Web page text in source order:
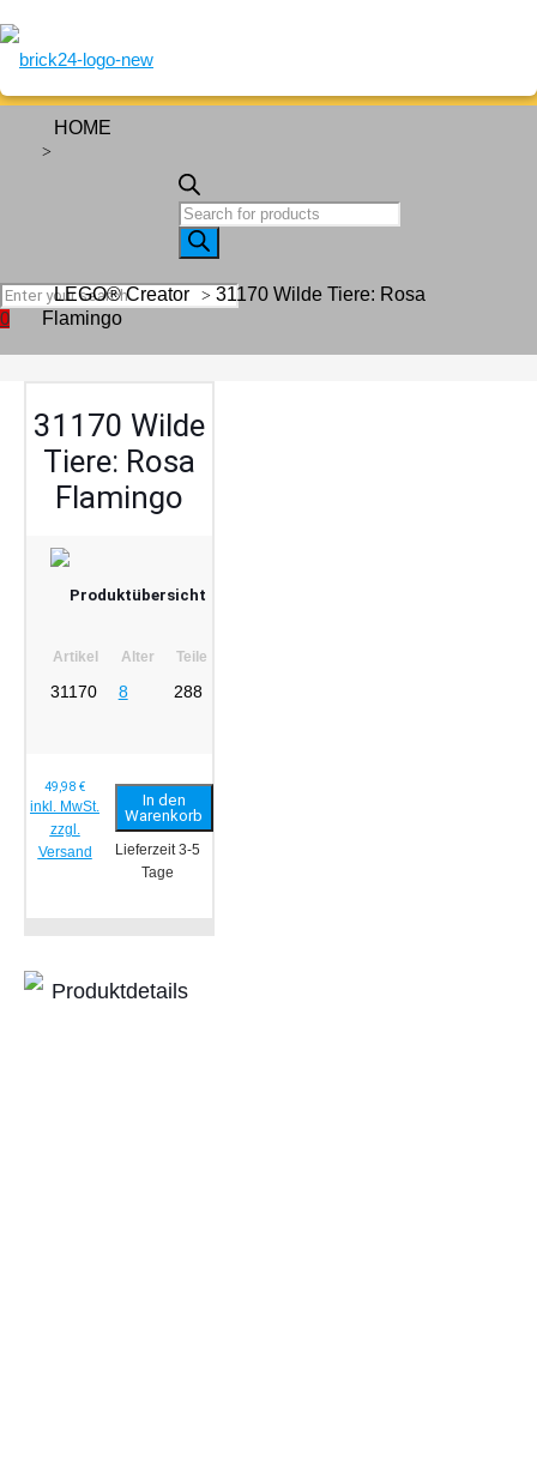
Artikels
search
0
HOME
LEGO® Creator
31170 Wilde Tiere: Rosa
Flamingo
31170 Wilde
Tiere: Rosa
Flamingo
Produktübersicht
Alter
8
Artikel
31170
Teile
288
49,98€
inkl. MwSt.
zzgl.
Versand
In den
Warenkorb
Lieferzeit 3-5
Tage
Produktdetails